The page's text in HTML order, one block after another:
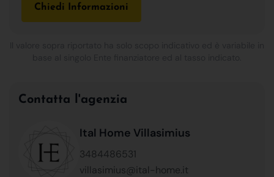
Chiedi Informazioni
Contatta l'agenzia
Ital Home Villasimius
3484486531
villasimius@ital-home.it